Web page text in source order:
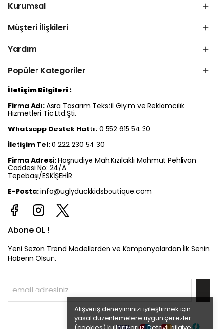
Alışveriş deneyiminizi iyileştirmek için
yasal düzenlemelere uygun çerezler
Kurumsal
Müşteri İlişkileri
Yardım
Popüler Kategoriler
İletişim Bilgileri :
Firma Adı:Asra Tasarım Tekstil Giyim ve Reklamcılık
Hizmetleri Tic.Ltd.Şti.
Whatsapp Destek Hattı: 0 552 615 54 30
İletişim Tel:0 222 230 54 30
Firma Adresi:Hoşnudiye Mah.Kızılcıklı Mahmut Pehlivan
Caddesi No: 24/A
Tepebaşı/ESKİŞEHİR
E-Posta:info@uglyduckkidsboutique.com
Abone OL !
Yeni Sezon Trend Modellerden ve Kampanyalardan İlk Senin
Haberin Olsun.